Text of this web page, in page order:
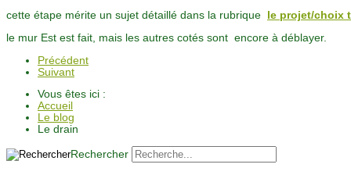
cette étape mérite un sujet détaillé dans la rubrique
le projet/choix
le mur Est est fait, mais les autres cotés sont encore à déblayer.
Précédent
Suivant
Vous êtes ici :
Accueil
Le blog
Le drain
Rechercher